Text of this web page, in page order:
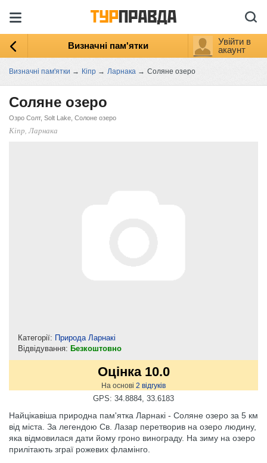
Визначні пам'ятки
Увійти в
акаунт
Визначні пам'ятки → Кіпр → Ларнака → Соляне озеро
Соляне озеро
Озро Солт, Solt Lake, Солоне озеро
Кіпр, Ларнака
Категорії: Природа Ларнакі
Відвідування: Безкоштовно
Оцінка 10.0
На основі 2 відгуків
GPS: 34.8884, 33.6183
Найцікавіша природна пам'ятка Ларнакі - Соляне озеро за 5 км
від міста. За легендою Св. Лазар перетворив на озеро людину,
яка відмовилася дати йому гроно винограду. На зиму на озеро
прилітають зграї рожевих фламінго.